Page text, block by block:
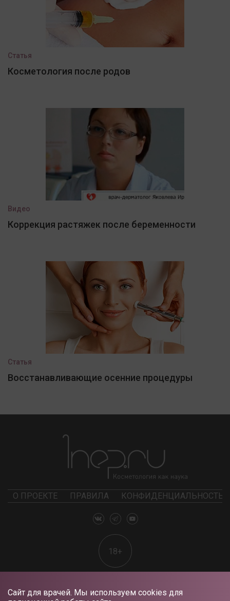
Сайт для врачей. Мы используем cookies для
Статья
Косметология после родов
Видео
Коррекция растяжек после беременности
Статья
Восстанавливающие осенние процедуры
О ПРОЕКТЕ ПРАВИЛА КОНФИДЕНЦИАЛЬНОСТЬ
18+